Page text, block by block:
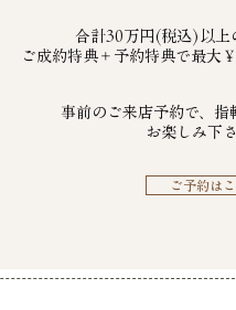
合計30万円(税込)以上
ご成約特典＋予約特典で最大
事前のご来店予約で、指
お楽しみ下
ご予約は